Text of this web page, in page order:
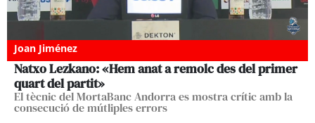
Joan Jiménez
Natxo Lezkano: «Hem anat a remolc des del primer
quart del partit»
El tècnic del MortaBanc Andorra es mostra crític amb la
consecució de mútliples errors